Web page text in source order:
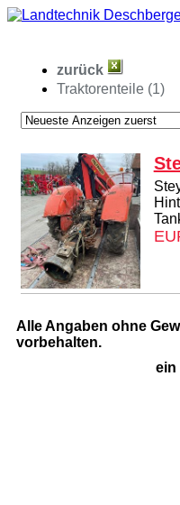
zurück
Traktorenteile (1)
Alle Angaben ohne
vorbehalten.
ein